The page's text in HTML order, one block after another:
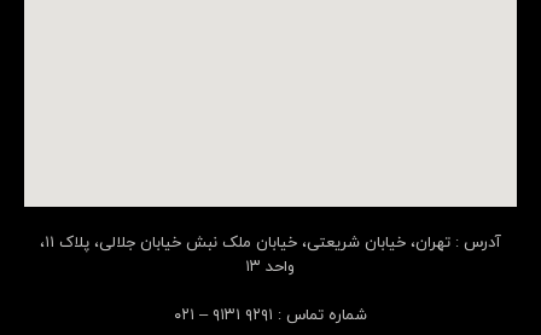
آدرس : تهران، خیابان شریعتی، خیابان ملک نبش خیابان جلالی، پلاک ۱۱،
واحد ۱۳
شماره تماس : ۹۲۹۱ ۹۱۳۱ – ۰۲۱